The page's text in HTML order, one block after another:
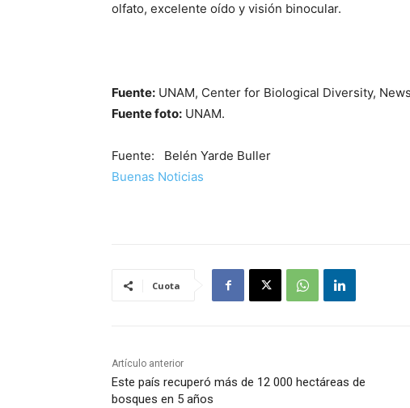
olfato, excelente oído y visión binocular.
Fuente: UNAM, Center for Biological Diversity,
Fuente foto: UNAM.
Fuente: Belén Yarde Buller
Buenas Noticias
Cuota
Artículo anterior
Este país recuperó más de 12 000 hectáreas de
bosques en 5 años